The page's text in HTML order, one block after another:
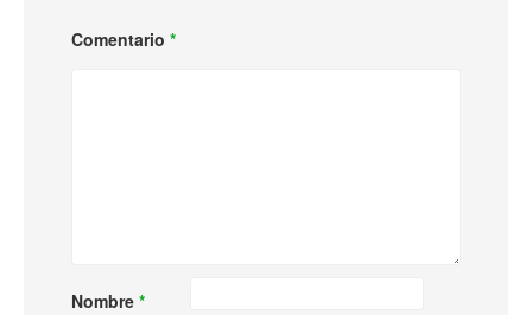
Comentario *
Nombre *